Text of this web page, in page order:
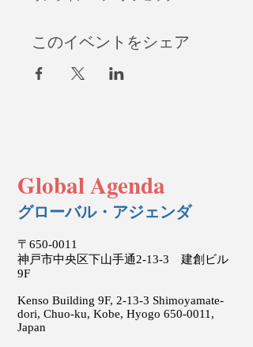
このイベントをシェア
Global Agenda
グローバル・アジェンダ
〒650-0011
神戸市中央区下山手通2-13-3 建創ビル
9F
Kenso Building 9F, 2-13-3 Shimoyamate-
dori, Chuo-ku, Kobe, Hyogo 650-0011 ,
Japan